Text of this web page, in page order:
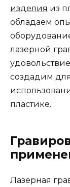
изделия из
обладаем
лазерной
создадим
пластике.
Лазерная